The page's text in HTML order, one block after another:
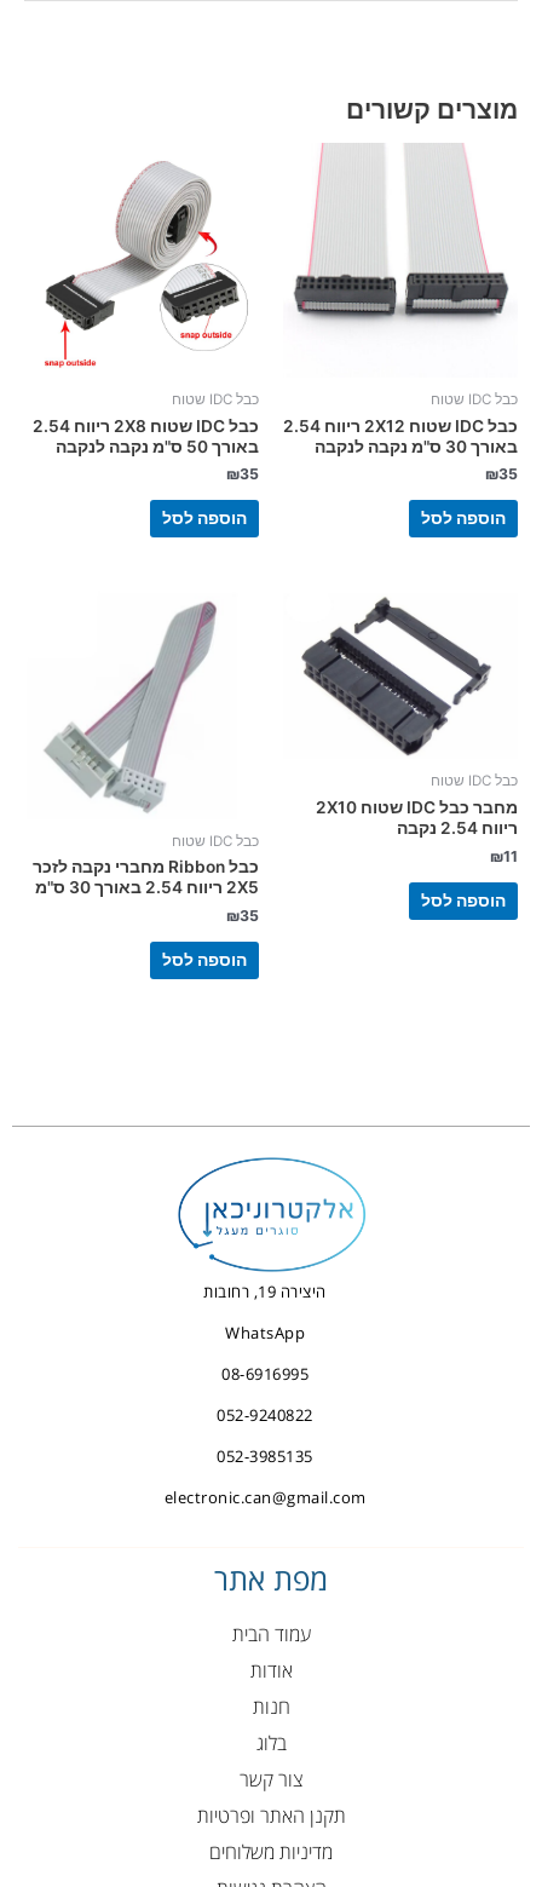
מוצרים קשורים
כבל IDC שטוח
כבל IDC שטוח 2X12 ריווח 2.54
באורך 30 ס"מ נקבה לנקבה
₪35
הוספה לסל
כבל IDC שטוח
כבל IDC שטוח 2X8 ריווח 2.54
באורך 50 ס"מ נקבה לנקבה
₪35
הוספה לסל
כבל IDC שטוח
מחבר כבל IDC שטוח 2X10
ריווח 2.54 נקבה
₪11
הוספה לסל
כבל IDC שטוח
כבל Ribbon מחברי נקבה לזכר
2X5 ריווח 2.54 באורך 30 ס"מ
₪35
הוספה לסל
היצירה 19, רחובות
WhatsApp
08-6916995
052-9240822
052-3985135
electronic.can@gmail.com
מפת אתר
עמוד הבית
אודות
חנות
בלוג
צור קשר
תקנן האתר ופרטיות
מדיניות משלוחים